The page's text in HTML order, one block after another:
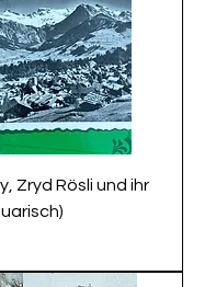
Zryd Rösli und ihr